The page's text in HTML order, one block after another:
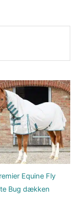
Equine Fly
Bug dækken